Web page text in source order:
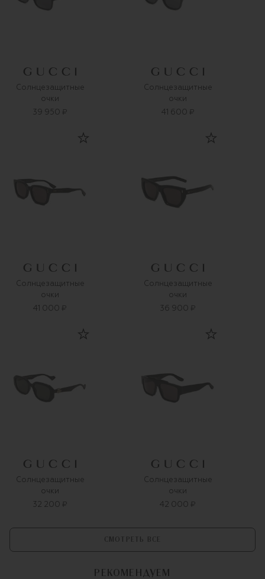
Солнцезащитные
очки
39 950 ₽
Солнцезащитные
очки
41 600 ₽
Солнцезащитные
очки
41 000 ₽
Солнцезащитные
очки
36 900 ₽
Солнцезащитные
очки
32 200 ₽
Солнцезащитные
очки
42 000 ₽
СМОТРЕТЬ ВСЕ
РЕКОМЕНДУЕМ